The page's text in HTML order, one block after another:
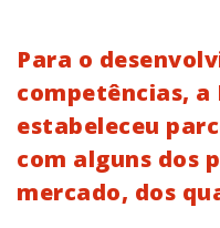
Para o
competências, a
estabeleceu
com alguns dos
mercado, dos